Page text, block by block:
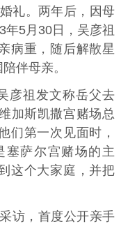
礼。两年后，因母
年5月30日，吴彦祖
病重，随后解散星
伴母亲。
彦祖发文称岳父去
加斯凯撒宫赌场总
们第一次见面时，
塞萨尔宫赌场的主
这个大家庭，并把
访，首度公开亲手